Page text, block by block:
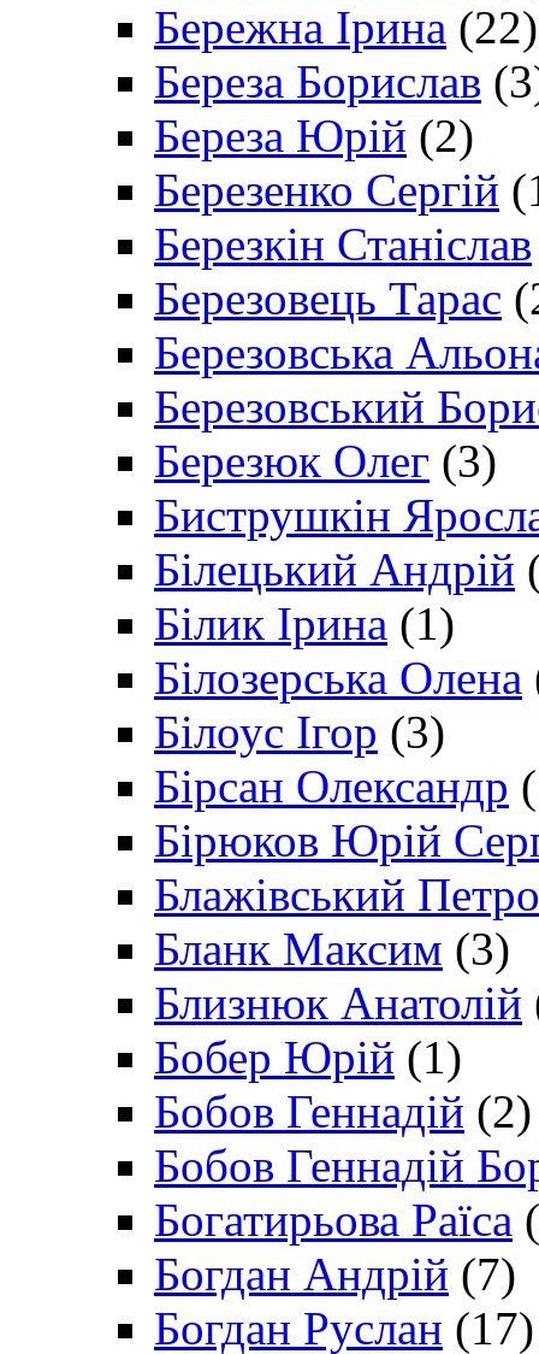
Бережна Ірина (22)
Береза Борислав
Береза Юрій (2)
Березенко Сергій
Березкін Станіслав
Березовець Тарас
Березовська
Березовський
Березюк Олег (3)
Биструшкін
Білецький Андрій
Білик Ірина (1)
Білозерська Олена
Білоус Ігор (3)
Бірсан Олександр
Бірюков Юрій
Блажівський Петро
Бланк Максим (3)
Близнюк Анатолій
Бобер Юрій (1)
Бобов Геннадій (2)
Бобов Геннадій
Богатирьова Раїса
Богдан Андрій (7)
Богдан Руслан (17)